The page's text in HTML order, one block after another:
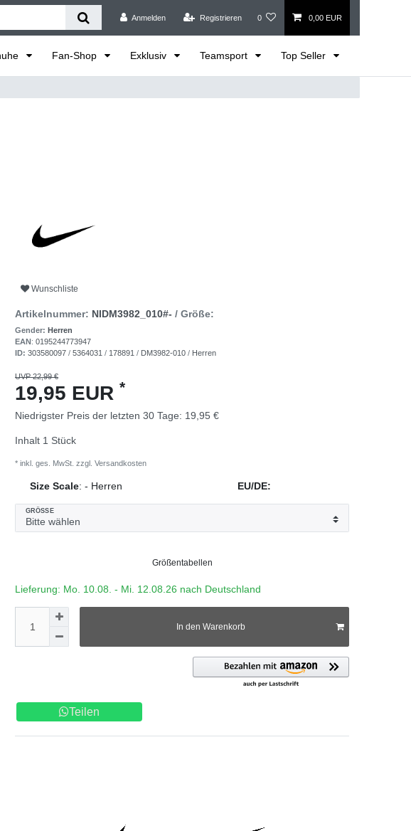
Anmelden Registrieren 0 0,00 EUR
Fan-Shop Exklusiv Teamsport Top Seller
Wunschliste
Artikelnummer: NIDM3982_010#- / Größe:
Gender: Herren
EAN: 0195244773947
ID: 303580097 / 5364031 / 178891 / DM3982-010 / Herren
UVP 22,99 €
19,95 EUR *
Niedrigster Preis der letzten 30 Tage: 19,95 €
Inhalt 1 Stück
* inkl. ges. MwSt. zzgl. Versandkosten
Size Scale: - Herren EU/DE:
GRÖSSE
Größentabellen
Lieferung: Mo. 10.08. - Mi. 12.08.26 nach Deutschland
In den Warenkorb
Teilen